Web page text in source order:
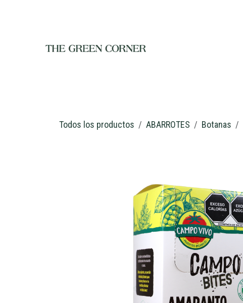
Todos los productos ABARROTES Botanas